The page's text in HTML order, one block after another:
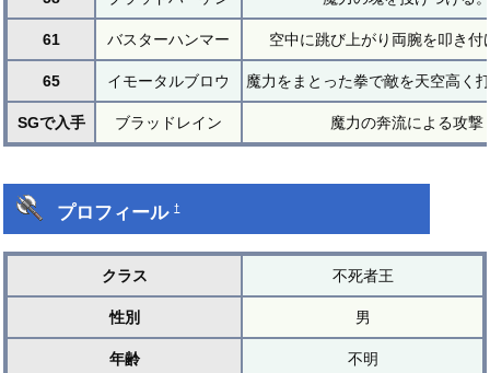
61 バスターハンマー 空中に跳び上がり両腕を叩き付
65 イモータルブロウ 魔力をまとった拳で敵を天空高く
SGで入手 ブラッドレイン 魔力の奔流による攻撃
プロフィール†
クラス 不死者王
性別 男
年齢 不明